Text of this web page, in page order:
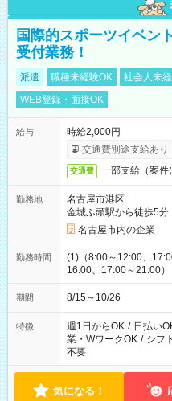
国際的スポーツイベン
受付業務！
派遣 職種未経験OK 社会人未
WEB登録・面接OK
給与
時給2,000円
交通費別途支給あり
交通費 一部支給（案件
勤務地
名古屋市港区
金城ふ頭駅から徒歩5分
名古屋市内の企業
勤務時間
(1)（8:00～12:00、
16:00、17:00～21:00）
期間 8/15～10/26
特徴 週1日からOK / 日払い
業・WワークOK / シフ
不要
気になる！